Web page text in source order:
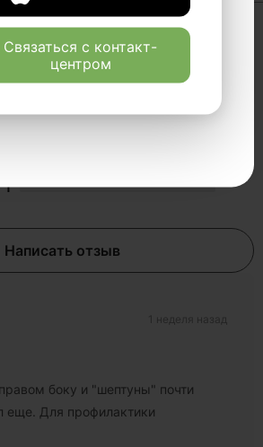
Связаться с контакт-
центром
1
Написать отзыв
боку и "шептуны" почти
еще. Для профилактики